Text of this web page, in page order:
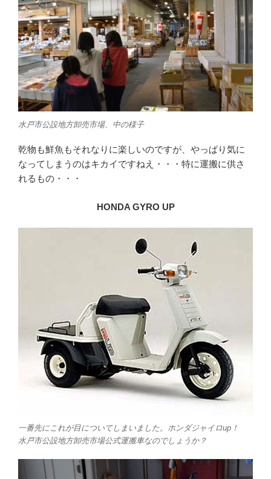
水戸市公設地方卸売市場、中の様子
乾物も鮮魚もそれなりに楽しいのですが、やっぱり気に
なってしまうのはキカイですねえ・・・特に運搬に供さ
れるもの・・・
HONDA GYRO UP
一番先にこれが目についてしまいました。ホンダジャイロup！
水戸市公設地方卸売市場公式運搬車なのでしょうか？